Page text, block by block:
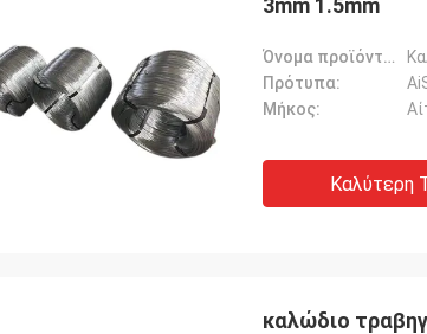
3mm 1.5mm
Όνομα προϊόντων:
Πρότυπα:
Μήκος:
Καλύτερη
καλώδιο